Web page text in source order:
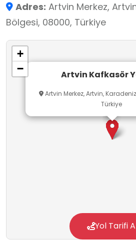
Adres: Artvin Merkez,
Bölgesi, 08000, Türkiye
Artvin Kafkasör
Artvin Merkez, Artvin,
Türkiye
+
−
Yol Tarifi